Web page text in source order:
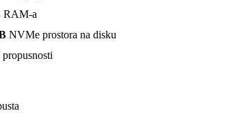
RAM-a
NVMe prostora na disku
propusnosti